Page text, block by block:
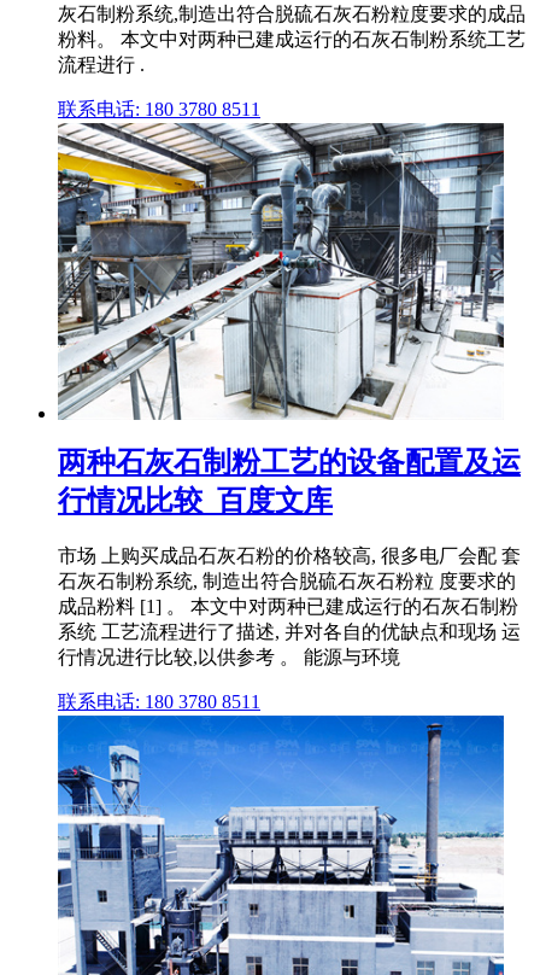
灰石制粉系统,制造出符合脱硫石灰石粉粒度要求的成品
粉料。 本文中对两种已建成运行的石灰石制粉系统工艺
流程进行 .
联系电话: 180 3780 8511
两种石灰石制粉工艺的设备配置及运
行情况比较_百度文库
市场 上购买成品石灰石粉的价格较高, 很多电厂会配 套
石灰石制粉系统, 制造出符合脱硫石灰石粉粒 度要求的
成品粉料 [1] 。 本文中对两种已建成运行的石灰石制粉
系统 工艺流程进行了描述, 并对各自的优缺点和现场 运
行情况进行比较,以供参考 。 能源与环境
联系电话: 180 3780 8511